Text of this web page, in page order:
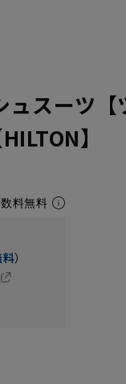
ュスーツ【
】
料無料
料）